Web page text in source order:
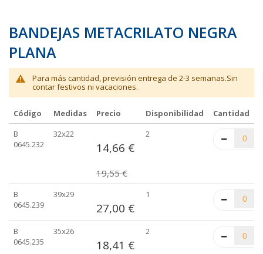
BANDEJAS METACRILATO NEGRA
PLANA
Para más cantidad, previsión entrega de 2-3 semanas.Sin
contar festivos ni vacaciones.
Elementos
de
Código Medidas Precio Disponibilidad
Cantidad
B
0645.232
32x22
14,66 €
19,55 €
2
B
0645.239
39x29
27,00 €
1
B
0645.235
35x26
18,41 €
2